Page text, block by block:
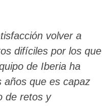
volver a
difíciles por los que
de Iberia ha
años que es capaz
de retos y